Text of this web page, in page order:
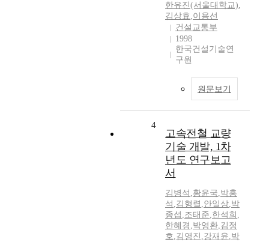
한유진(서울대학교),
김상효 ,이용선
건설교통부
1998
한국건설기술연
구원
원문보기
4
고속전철 교량
기술 개발, 1차
년도 연구보고
서
김병석 ,황윤국,박홍
석 ,김형렬 ,안일상,박
종섭 ,조태준,한석희 ,
한혜경 ,박영환,김정
호,김영진 ,강재윤,박